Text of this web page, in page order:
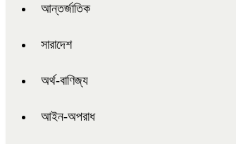
আন্তর্জাতিক
সারাদেশ
অর্থ-বাণিজ্য
আইন-অপরাধ